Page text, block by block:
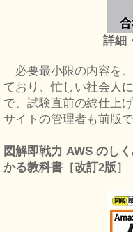
詳細
必要最小限の内容を
ており、忙しい社会人
で、試験直前の総仕上
サイトの管理者も前版
図解即戦力 AWS のし
かる教科書［改訂2版］